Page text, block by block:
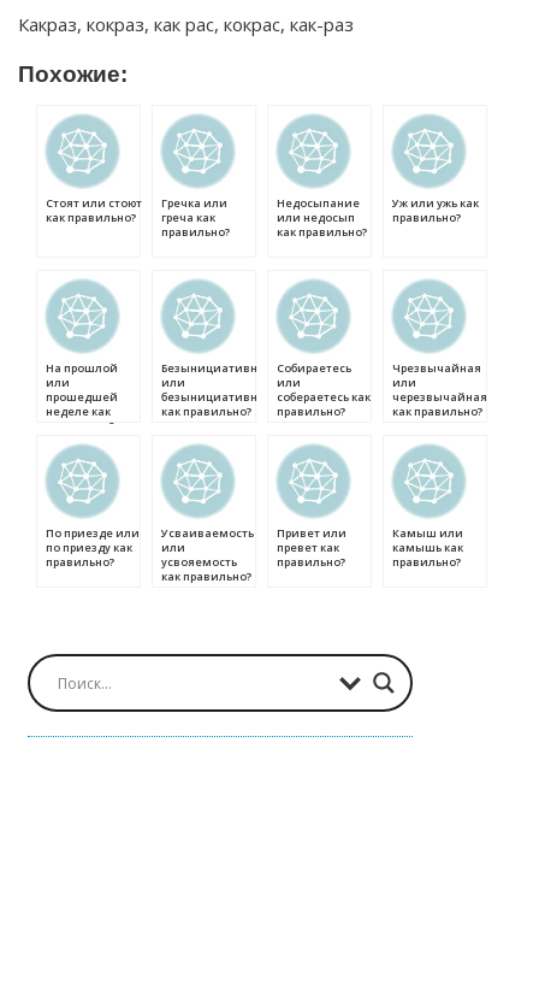
Какраз, кокраз, как рас, кокрас, как-раз
Похожие:
Стоят или стоют
как правильно?
Гречка или
греча как
правильно?
Недосыпание
или недосып
как правильно?
Уж или ужь как
правильно?
На прошлой
или
прошедшей
неделе как
правильно?
Безынициативный
или
безынициативный
как правильно?
Собираетесь
или
собераетесь как
правильно?
Чрезвычайная
или
черезвычайная
как правильно?
По приезде или
по приезду как
правильно?
Усваиваемость
или
усвояемость
как правильно?
Привет или
превет как
правильно?
Камыш или
камышь как
правильно?